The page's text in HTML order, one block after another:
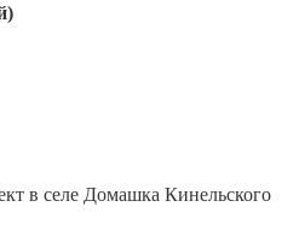
в селе Домашка Кинельского